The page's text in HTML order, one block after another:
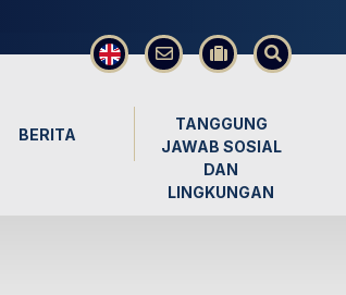
BERITA
TANGGUNG
JAWAB SOSIAL
DAN
LINGKUNGAN